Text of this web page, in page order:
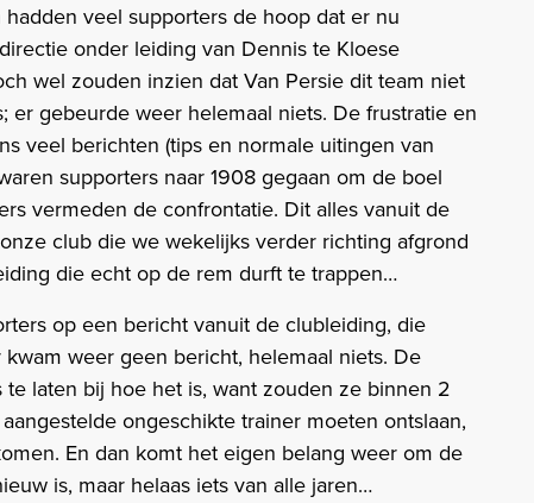
veel supporters de hoop dat er nu
onder leiding van Dennis te Kloese
wel zouden inzien dat Van Persie dit team niet
er gebeurde weer helemaal niets. De frustratie en
veel berichten (tips en normale uitingen van
supporters naar 1908 gegaan om de boel
vermeden de confrontatie. Dit alles vanuit de
club die we wekelijks verder richting afgrond
die echt op de rem durft te trappen…
op een bericht vanuit de clubleiding, die
weer geen bericht, helemaal niets. De
laten bij hoe het is, want zouden ze binnen 2
ongeschikte trainer moeten ontslaan,
En dan komt het eigen belang weer om de
is, maar helaas iets van alle jaren…